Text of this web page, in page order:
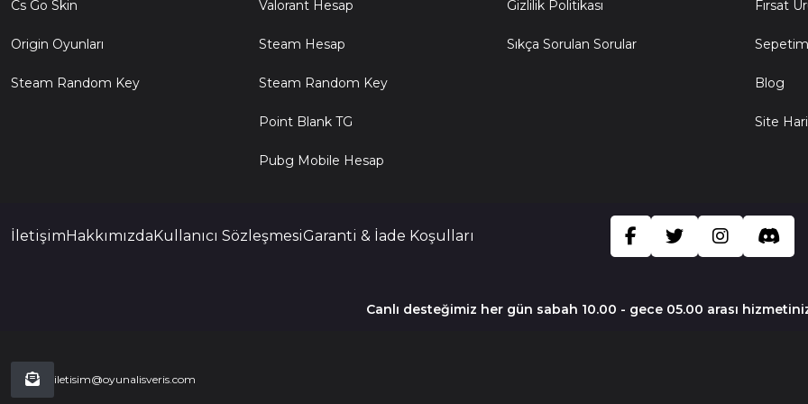
Cs Go Skin
Origin Oyunları
Steam Random Key
Valorant Hesap
Steam Hesap
Steam Random Key
Point Blank TG
Pubg Mobile Hesap
Gizlilik Politikası
Sıkça Sorulan Sorular
Fırsat
Sepetim
Blog
Site
İletişimHakkımızdaKullanıcı SözleşmesiGaranti & İade Koşulları
Canlı desteğimiz her gün sabah 10.00 - gece 05.00 arası
iletisim@oyunalisveris.com